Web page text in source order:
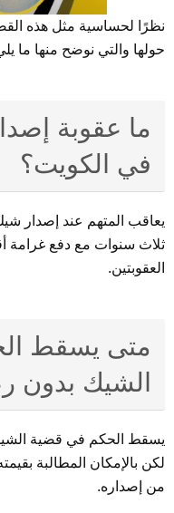
نظرًا لحساسية مثل هذه
حولها والتي نوضح منها ما
ما عقوبة
في الكويت؟
يعاقب المتهم عند إصدار
العقوبتين.
متى يسقط
الشيك بدون
يسقط الحكم في قضية
لكن بالإمكان المطالبة
من إصداره.